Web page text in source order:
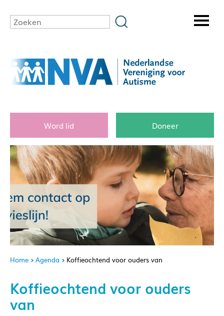
Word lid Doneer
Home Agenda Koffieochtend voor ouders van
Koffieochtend voor ouders
van